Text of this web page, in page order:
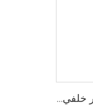
أفضل جودة بالجملة أحذية فرملة خزفية محور خلفي للسيارات لشاحنة HILUX VI البيك آب